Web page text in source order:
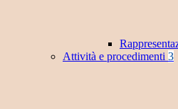
Attività e procedimenti 3